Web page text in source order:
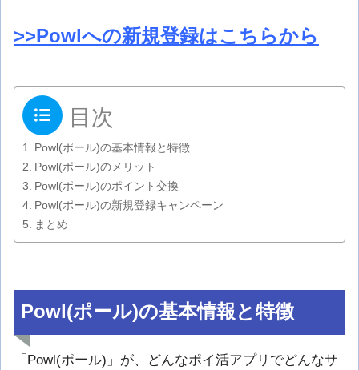
>>Powlへの新規登録はこちらから
目次
Powl(ポール)の基本情報と特徴
Powl(ポール)のメリット
Powl(ポール)のポイント交換
Powl(ポール)の新規登録キャンペーン
まとめ
Powl(ポール)の基本情報と特徴
「Powl(ポール)」が、どんなポイ活アプリでどんなサ